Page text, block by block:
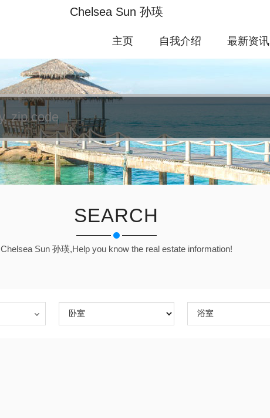
Chelsea Sun 孙瑛
主页 自我介绍 最新资讯
SEARCH
Chelsea Sun 孙瑛,Help you know the real estate information!